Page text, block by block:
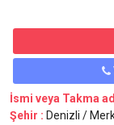
İsmi veya Takma
Şehir : Denizli /